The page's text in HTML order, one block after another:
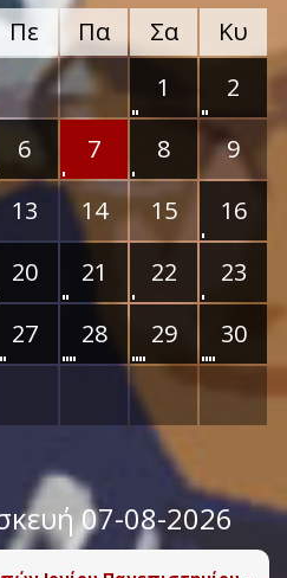
Πε Πα Σα
Κυ
1
2
6 7 8
9
13 14 15
16
20 21 22
23
27 28 29
30
07-08-2026